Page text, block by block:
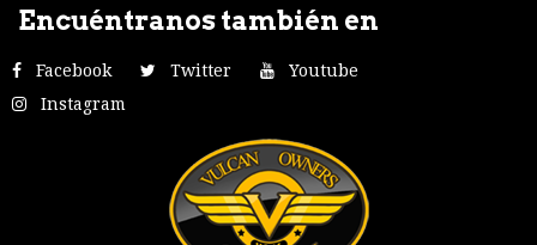
Encuéntranos también en
Facebook Twitter
Youtube
Instagram